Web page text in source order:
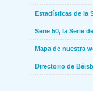
Estadísticas de la
Serie 50, la Serie
Mapa de nuestra
Directorio de